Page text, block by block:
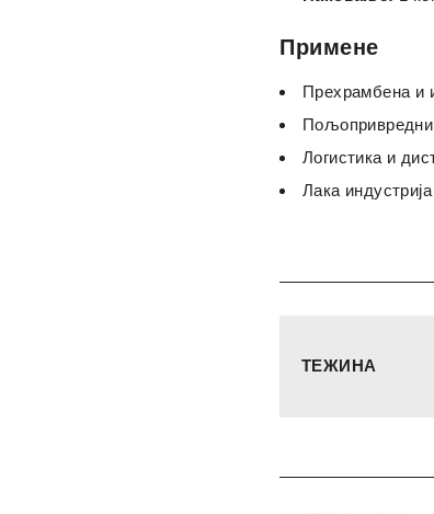
Примене
Прехрамбена и
Пољопривредни
Логистика и
Лака
ТЕЖИНА